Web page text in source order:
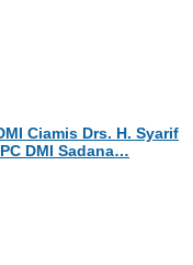
Ciamis Drs. H. Syarif
DMI Sadana…